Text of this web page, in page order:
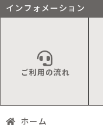
インフォメーション
ご利用の流れ
ホーム